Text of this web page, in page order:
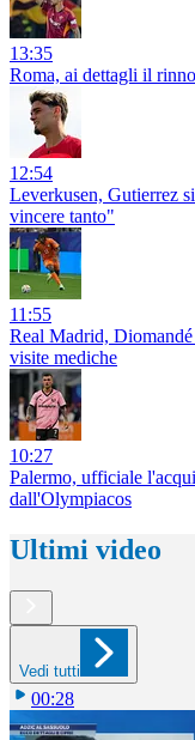
13:35
Roma, ai dettagli il
12:54
Leverkusen, Gutierrez
vincere tanto"
11:55
Real Madrid,
visite mediche
10:27
Palermo, ufficiale
dall'Olympiacos
Ultimi video
Vedi tutti
00:28